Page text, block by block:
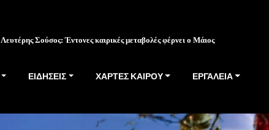
Λευτέρης Σούσος: Έντονες καιρικές μεταβολές φέρνει ο Μάιος
ΕΙΔΗΣΕΙΣ ΧΑΡΤΕΣ ΚΑΙΡΟΥ ΕΡΓΑΛΕΙΑ